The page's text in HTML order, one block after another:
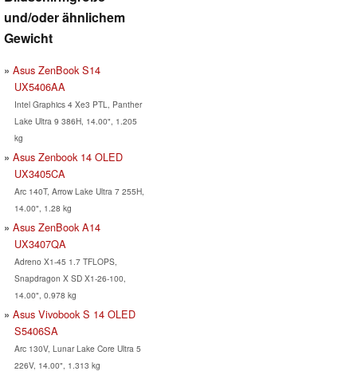
und/oder ähnlichem
Gewicht
Asus ZenBook S14
UX5406AA
Intel Graphics 4 Xe3 PTL, Panther
Lake Ultra 9 386H, 14.00", 1.205
kg
Asus Zenbook 14 OLED
UX3405CA
Arc 140T, Arrow Lake Ultra 7 255H,
14.00", 1.28 kg
Asus ZenBook A14
UX3407QA
Adreno X1-45 1.7 TFLOPS,
Snapdragon X SD X1-26-100,
14.00", 0.978 kg
Asus Vivobook S 14 OLED
S5406SA
Arc 130V, Lunar Lake Core Ultra 5
226V, 14.00", 1.313 kg